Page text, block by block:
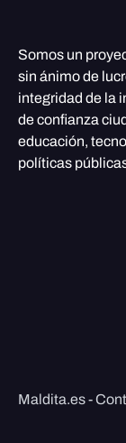
Somos un
sin ánimo de
integridad de la
de confianza
educación,
políticas
Maldita.es -